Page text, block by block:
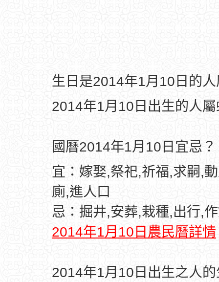
生日是2014年1月10日的
2014年1月10日出生的人
國曆2014年1月10日宜忌？
宜：嫁娶,祭祀,祈福,求嗣,
廁,進人口
忌：掘井,安葬,栽種,出行,
2014年1月10日農民曆詳情
2014年1月10日出生之人